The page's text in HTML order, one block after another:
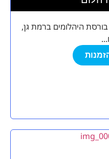
היהלומים ברמת גן,